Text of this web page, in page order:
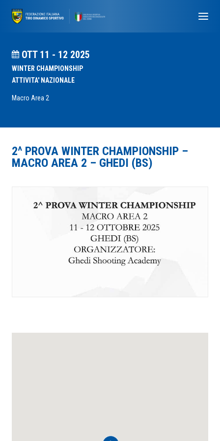
RICERCA
OTT 11 - 12 2025
WINTER CHAMPIONSHIP
ATTIVITA' NAZIONALE
Macro Area 2
2^ PROVA WINTER CHAMPIONSHIP –
MACRO AREA 2 – GHEDI (BS)